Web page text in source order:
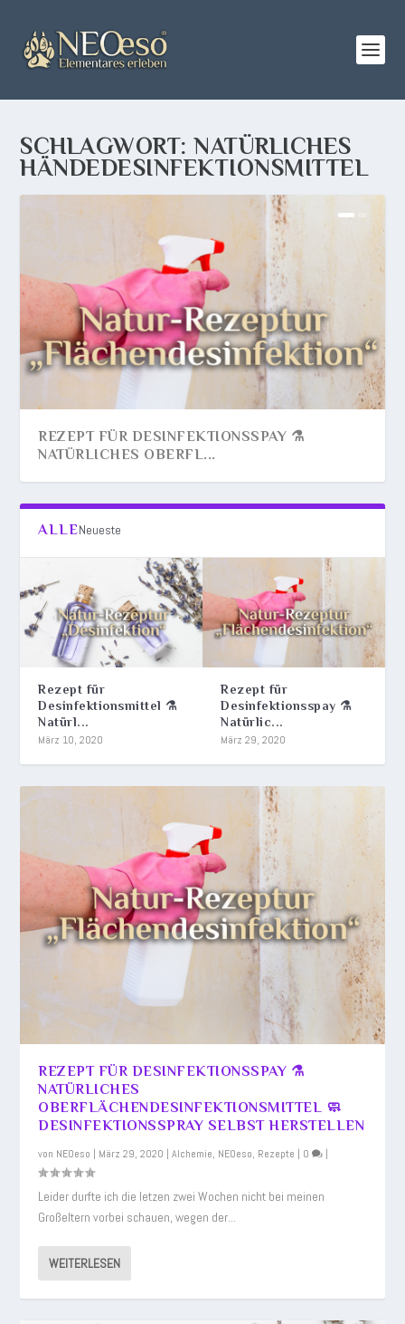
SCHLAGWORT:NATÜRLICHES
HÄNDEDESINFEKTIONSMITTEL
REZEPT FÜR DESINFEKTIONSSPAY ⚗️
NATÜRLICHES OBERFL...
REZEPT FÜR DESINFEKTIONSMITTEL ⚗️
NATÜRLICHES HÄND...
ALLENeueste
Rezept für
Desinfektionsmittel ⚗️
Natürl...
März 10, 2020
Rezept für
Desinfektionsspay ⚗️
Natürlic...
März 29, 2020
REZEPT FÜR DESINFEKTIONSSPAY ⚗️
NATÜRLICHES
OBERFLÄCHENDESINFEKTIONSMITTEL 🧼
DESINFEKTIONSSPRAY SELBST HERSTELLEN
von NEOeso | März 29, 2020 |Alchemie, NEOeso, Rezepte | 0 |
Leider durfte ich die letzen zwei Wochen nicht bei meinen
Großeltern vorbei schauen, wegen der...
WEITERLESEN